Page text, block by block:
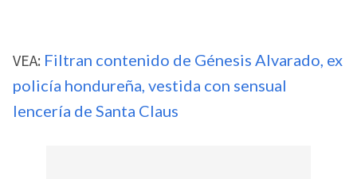
VEA: Filtran contenido de Génesis Alvarado, ex
policía hondureña, vestida con sensual
lencería de Santa Claus